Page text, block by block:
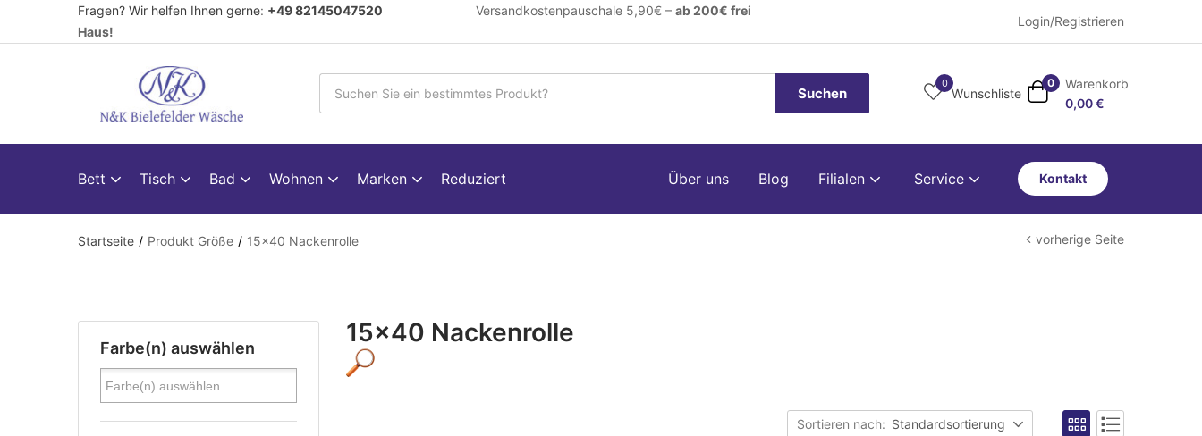
Fragen? Wir helfen Ihnen gerne: +49 82145047520 Versandkostenpauschale 5,90€ – ab 200€ frei
Haus!
Login/Registrieren
Suchen
0
Wunschliste
0
Warenkorb
0,00€
Bett Tisch Bad Wohnen Marken Reduziert Über uns Blog Filialen Service Kontakt
Startseite Produkt Größe 15x40 Nackenrolle vorherige Seite
Farbe(n) auswählen
15x40 Nackenrolle
Sortieren nach: Standardsortierung